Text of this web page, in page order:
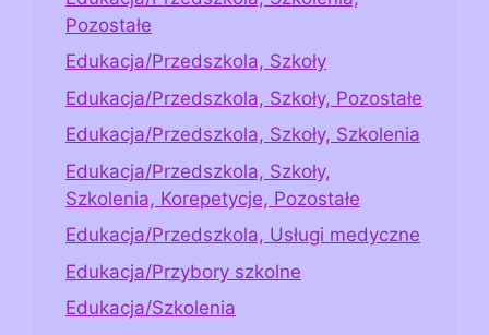
Pozostałe
Edukacja/Przedszkola, Szkoły
Edukacja/Przedszkola, Szkoły, Pozostałe
Edukacja/Przedszkola, Szkoły, Szkolenia
Edukacja/Przedszkola, Szkoły,
Szkolenia, Korepetycje, Pozostałe
Edukacja/Przedszkola, Usługi medyczne
Edukacja/Przybory szkolne
Edukacja/Szkolenia